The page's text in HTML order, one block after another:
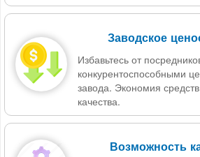
Заводское
Избавьтесь от
конкурентоспособными
завода. Экономия
качества.
Возможность